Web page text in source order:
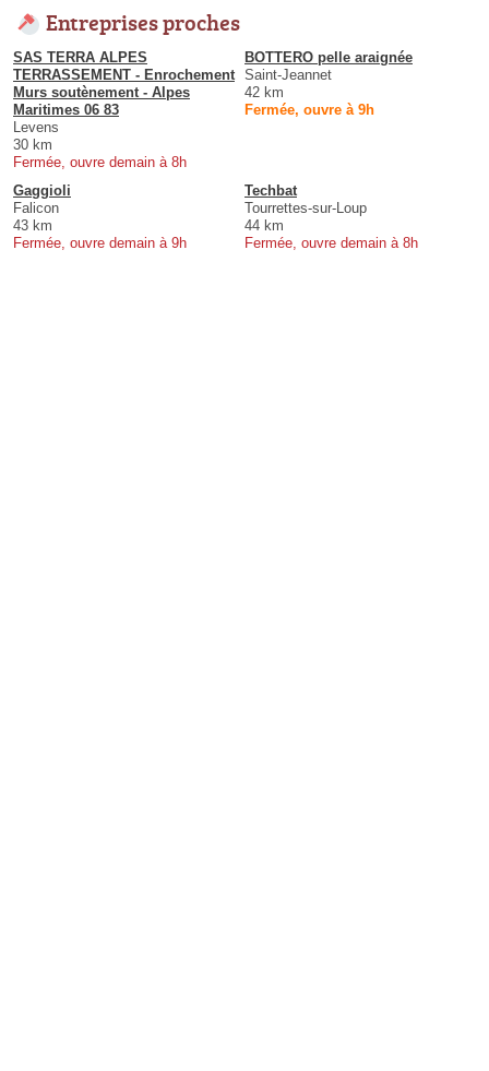
Entreprises proches
SAS TERRA ALPES
TERRASSEMENT - Enrochement
Murs soutènement - Alpes
Maritimes 06 83
Levens
30 km
Fermée, ouvre demain à 8h
BOTTERO pelle araignée
Saint-Jeannet
42 km
Fermée, ouvre à 9h
Gaggioli
Falicon
43 km
Fermée, ouvre demain à 9h
Techbat
Tourrettes-sur-Loup
44 km
Fermée, ouvre demain à 8h